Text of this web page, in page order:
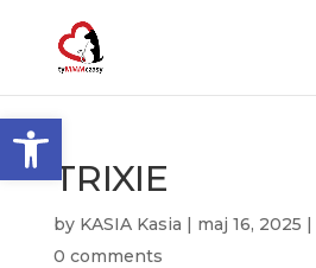
Otwórz pasek narzędzi
TRIXIE
by KASIA Kasia | maj 16, 2025 |
0 comments